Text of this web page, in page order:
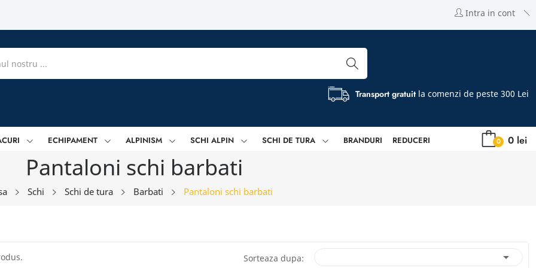
Intra in cont
Transport gratuit la comenzi de peste 300 Lei
ECHIPAMENT ALPINISM SCHI ALPIN SCHI DE TURA BRANDURI REDUCERI 0 lei
0
Pantaloni schi barbati
Schi Schi de tura Barbati Pantaloni schi barbati
Sorteaza dupa: 